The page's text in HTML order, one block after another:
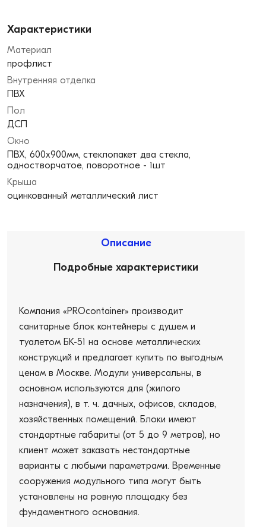
Характеристики
Материал
профлист
Внутренняя отделка
ПВХ
Пол
ДСП
Окно
ПВХ, 600х900мм, стеклопакет два стекла,
одностворчатое, поворотное - 1шт
Крыша
оцинкованный металлический лист
Описание
Подробные характеристики
Компания «PROcontainer» производит
санитарные блок контейнеры с душем и
туалетом БК-51 на основе металлических
конструкций и предлагает купить по выгодным
ценам в Москве. Модули универсальны, в
основном используются для (жилого
назначения), в т. ч. дачных, офисов, складов,
хозяйственных помещений. Блоки имеют
стандартные габариты (от 5 до 9 метров), но
клиент может заказать нестандартные
варианты с любыми параметрами. Временные
сооружения модульного типа могут быть
установлены на ровную площадку без
фундаментного основания.